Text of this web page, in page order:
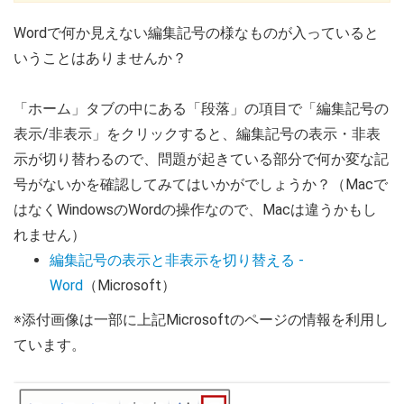
Wordで何か見えない編集記号の様なものが入っていると
いうことはありませんか？
「ホーム」タブの中にある「段落」の項目で「編集記号の
表示/非表示」をクリックすると、編集記号の表示・非表
示が切り替わるので、問題が起きている部分で何か変な記
号がないかを確認してみてはいかがでしょうか？（Macで
はなくWindowsのWordの操作なので、Macは違うかもし
れません）
編集記号の表示と非表示を切り替える -
Word （Microsoft）
※添付画像は一部に上記Microsoftのページの情報を利用し
ています。